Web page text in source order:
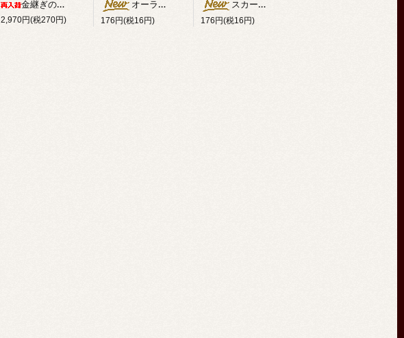
金継ぎの技法書
2,970円(税270円)
オーラミン（黄染料）
176円(税16円)
スカーレット（赤染料）
176円(税16円)